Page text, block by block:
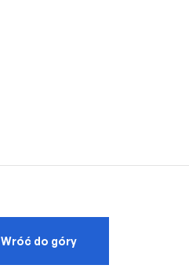
Wróć do góry